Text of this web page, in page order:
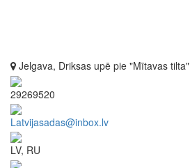
Jelgava, Driksas upē pie "Mītavas tilta"
29269520
Latvijasadas@inbox.lv
LV, RU